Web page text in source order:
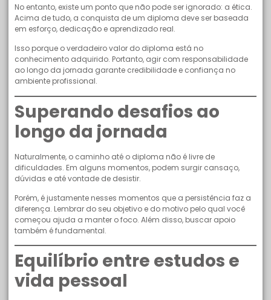
No entanto, existe um ponto que não pode ser ignorado: a ética.
Acima de tudo, a conquista de um diploma deve ser baseada
em esforço, dedicação e aprendizado real.
Isso porque o verdadeiro valor do diploma está no
conhecimento adquirido. Portanto, agir com responsabilidade
ao longo da jornada garante credibilidade e confiança no
ambiente profissional.
Superando desafios ao
longo da jornada
Naturalmente, o caminho até o diploma não é livre de
dificuldades. Em alguns momentos, podem surgir cansaço,
dúvidas e até vontade de desistir.
Porém, é justamente nesses momentos que a persistência faz a
diferença. Lembrar do seu objetivo e do motivo pelo qual você
começou ajuda a manter o foco. Além disso, buscar apoio
também é fundamental.
Equilíbrio entre estudos e
vida pessoal